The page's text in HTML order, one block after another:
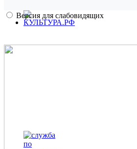
Версия для слабовидящих